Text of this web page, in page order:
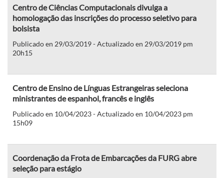
Centro de Ciências Computacionais divulga a
homologação das inscrições do processo seletivo para
bolsista
Publicado en 29/03/2019 - Actualizado en 29/03/2019 pm
20h15
Centro de Ensino de Línguas Estrangeiras seleciona
ministrantes de espanhol, francês e inglês
Publicado en 10/04/2023 - Actualizado en 10/04/2023 pm
15h09
Coordenação da Frota de Embarcações da FURG abre
seleção para estágio